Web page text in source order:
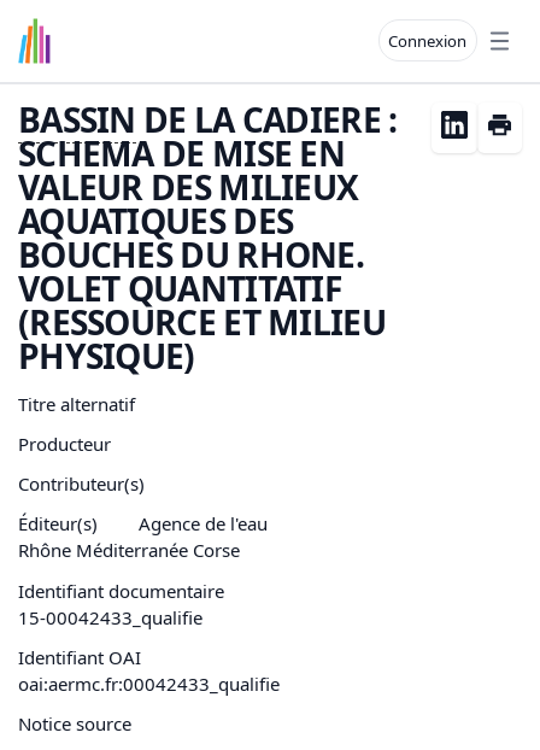
Connexion
BASSIN DE LA CADIERE :
SCHEMA DE MISE EN
VALEUR DES MILIEUX
AQUATIQUES DES
BOUCHES DU RHONE.
VOLET QUANTITATIF
(RESSOURCE ET MILIEU
PHYSIQUE)
Titre alternatif
Producteur
Contributeur(s)
Éditeur(s)
Agence de l'eau
Rhône Méditerranée Corse
Identifiant documentaire
15-00042433_qualifie
Identifiant OAI
oai:aermc.fr:00042433_qualifie
Notice source